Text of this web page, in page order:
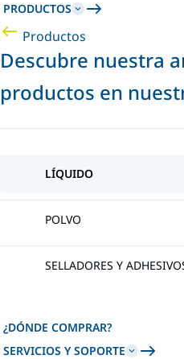
PRODUCTOS
Productos
Descubre nuestra
productos en
LÍQUIDO
POLVO
SELLADORES Y
¿DÓNDE COMPRAR?
SERVICIOS Y SOPORTE